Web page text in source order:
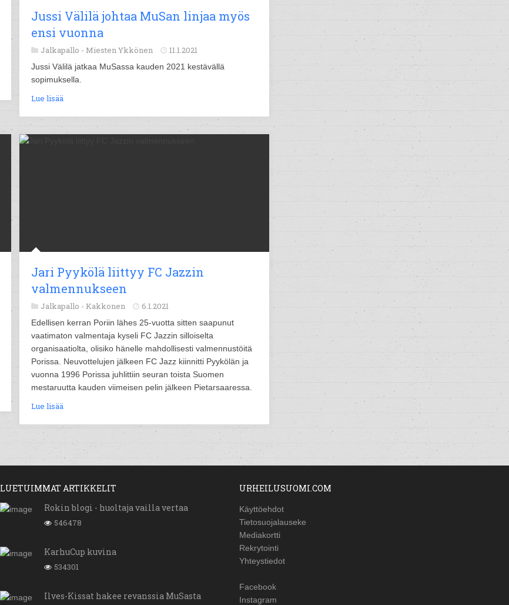
Jussi Välilä johtaa MuSan linjaa myös
ensi vuonna
Jalkapallo - Miesten Ykkönen 11.1.2021
Jussi Välilä jatkaa MuSassa kauden 2021 kestävällä
sopimuksella.
Lue lisää
Jari Pyykölä liittyy FC Jazzin
valmennukseen
Jalkapallo - Kakkonen 6.1.2021
Edellisen kerran Poriin lähes 25-vuotta sitten saapunut
vaatimaton valmentaja kyseli FC Jazzin silloiselta
organisaatiolta, olisiko hänelle mahdollisesti valmennustöitä
Porissa. Neuvottelujen jälkeen FC Jazz kiinnitti Pyykölän ja
vuonna 1996 Porissa juhlittiin seuran toista Suomen
mestaruutta kauden viimeisen pelin jälkeen Pietarsaaressa.
Lue lisää
LUETUIMMAT ARTIKKELIT
Rokin blogi - huoltaja vailla vertaa
546478
KarhuCup kuvina
534301
Ilves-Kissat hakee revanssia MuSasta
URHEILUSUOMI.COM
Käyttöehdot
Tietosuojalauseke
Mediakortti
Rekrytointi
Yhteystiedot
Facebook
Instagram